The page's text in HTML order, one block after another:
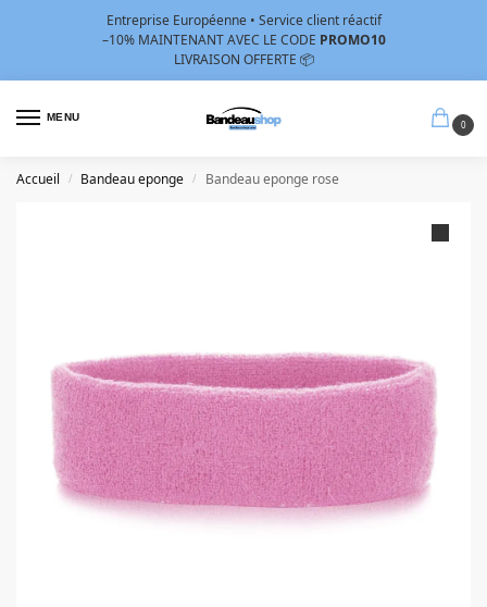
Entreprise Européenne • Service client réactif
–10% MAINTENANT AVEC LE CODE PROMO10
LIVRAISON OFFERTE 📦
MENU
0
Accueil / Bandeau eponge / Bandeau eponge rose